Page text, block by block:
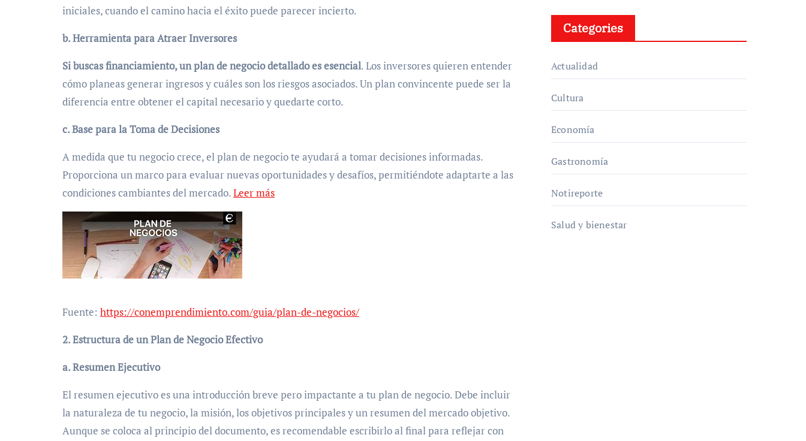
iniciales, cuando el camino hacia el éxito puede parecer incierto.
b. Herramienta para Atraer Inversores
Si buscas financiamiento, un plan de negocio detallado es esencial. Los inversores quieren entender
cómo planeas generar ingresos y cuáles son los riesgos asociados. Un plan convincente puede ser la
diferencia entre obtener el capital necesario y quedarte corto.
c. Base para la Toma de Decisiones
A medida que tu negocio crece, el plan de negocio te ayudará a tomar decisiones informadas.
Proporciona un marco para evaluar nuevas oportunidades y desafíos, permitiéndote adaptarte a las
condiciones cambiantes del mercado.Leer más
Fuente: https://conemprendimiento.com/guia/plan-de-negocios/
2. Estructura de un Plan de Negocio Efectivo
a. Resumen Ejecutivo
El resumen ejecutivo es una introducción breve pero impactante a tu plan de negocio. Debe incluir
la naturaleza de tu negocio, la misión, los objetivos principales y un resumen del mercado objetivo.
Aunque se coloca al principio del documento, es recomendable escribirlo al final para reflejar con
Categories
Actualidad
Cultura
Economía
Gastronomía
Notireporte
Salud y bienestar